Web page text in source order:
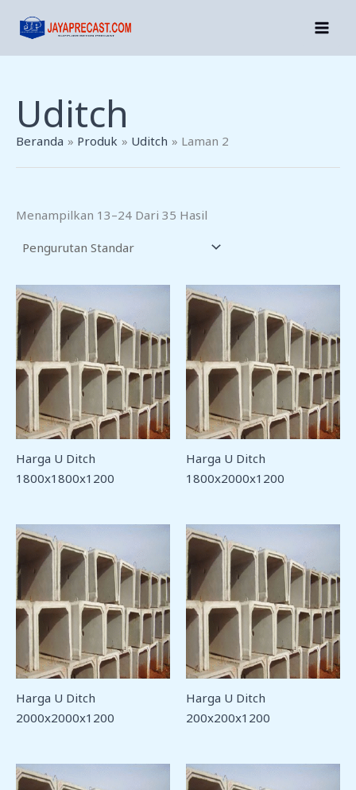
Uditch
Beranda Produk Uditch Laman 2
Menampilkan 13–24 Dari 35 Hasil
Harga U Ditch
1800x1800x1200
Harga U Ditch
1800x2000x1200
Harga U Ditch
2000x2000x1200
Harga U Ditch
200x200x1200